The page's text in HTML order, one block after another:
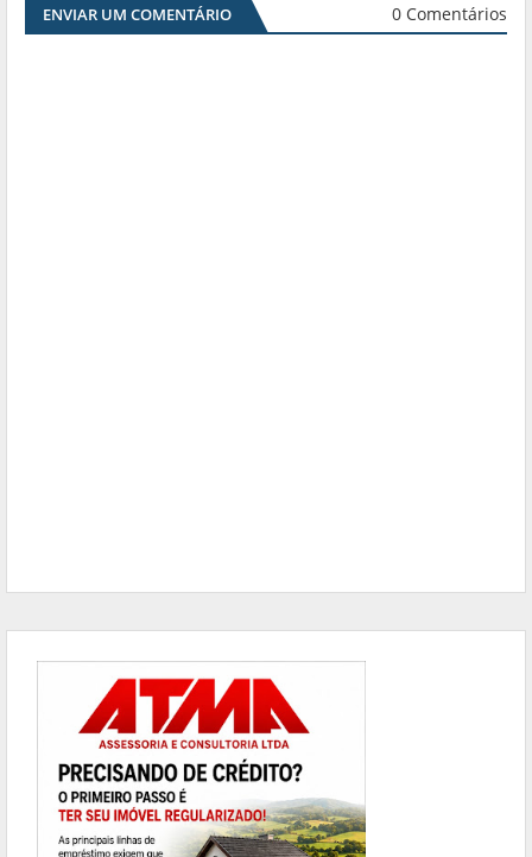
ENVIAR UM COMENTÁRIO 0 Comentários